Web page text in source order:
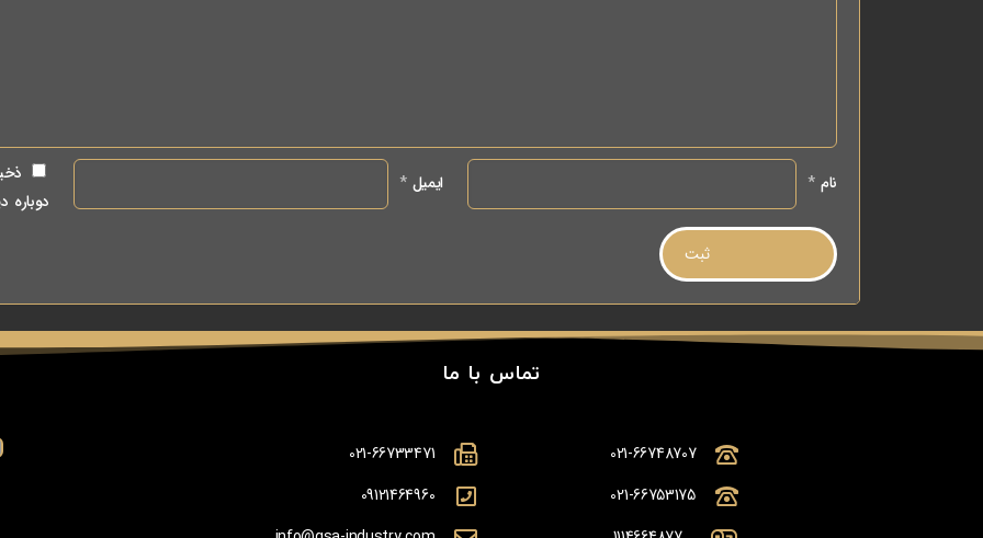
نام* ایمیل*
تماس با ما
021-66748707
021-66753175
021-66733471
09121464960